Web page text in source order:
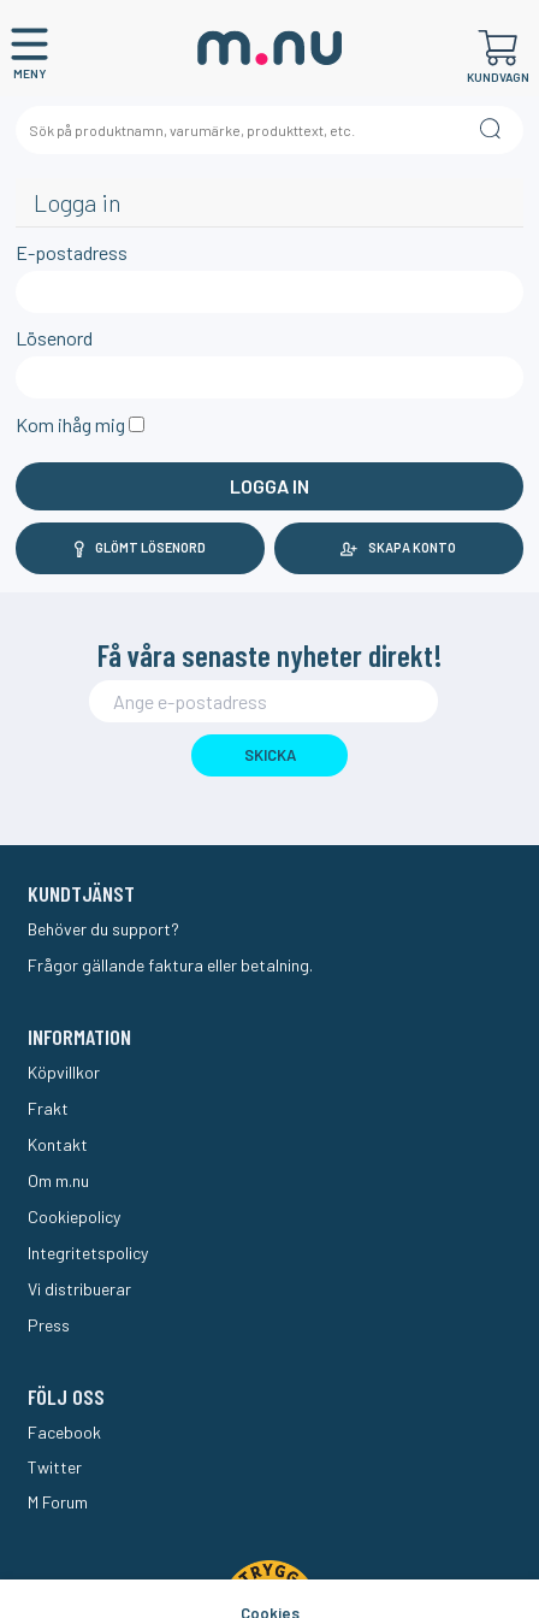
MENY KUNDVAGN
Logga in
E-postadress
Lösenord
Kom ihåg mig
GLÖMT LÖSENORD SKAPA KONTO
Få våra senaste nyheter direkt!
SKICKA
KUNDTJÄNST
Behöver du support?
Frågor gällande faktura eller betalning.
INFORMATION
Köpvillkor
Frakt
Kontakt
Om m.nu
Cookiepolicy
Integritetspolicy
Vi distribuerar
Press
FÖLJ OSS
Facebook
Twitter
M Forum
Cookies